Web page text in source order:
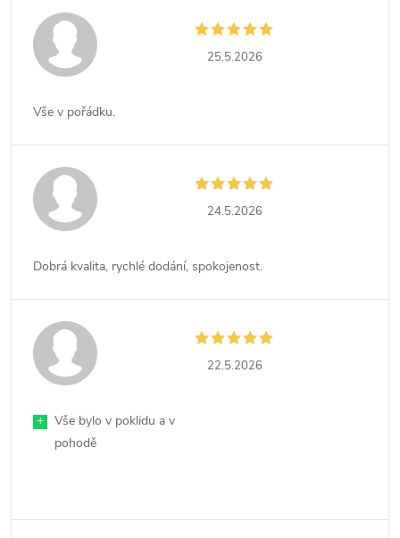
25.5.2026
Vše v pořádku.
24.5.2026
Dobrá kvalita, rychlé dodání, spokojenost.
22.5.2026
+
Vše bylo v poklidu a v
pohodě